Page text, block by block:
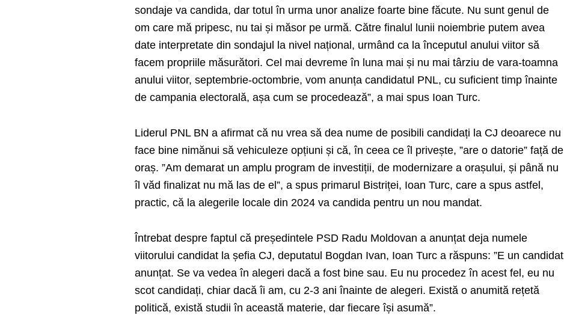
sondaje va candida, dar totul în urma unor analize foarte bine făcute. Nu sunt genul de
om care mă pripesc, nu tai și măsor pe urmă. Către finalul lunii noiembrie putem avea
date interpretate din sondajul la nivel național, urmând ca la începutul anului viitor să
facem propriile măsurători. Cel mai devreme în luna mai și nu mai târziu de vara-toamna
anului viitor, septembrie-octombrie, vom anunța candidatul PNL, cu suficient timp înainte
de campania electorală, așa cum se procedează”, a mai spus Ioan Turc.
Liderul PNL BN a afirmat că nu vrea să dea nume de posibili candidați la CJ deoarece nu
face bine nimănui să vehiculeze opțiuni și că, în ceea ce îl privește, ”are o datorie” față de
oraș. ”Am demarat un amplu program de investiții, de modernizare a orașului, și până nu
îl văd finalizat nu mă las de el”, a spus primarul Bistriței, Ioan Turc, care a spus astfel,
practic, că la alegerile locale din 2024 va candida pentru un nou mandat.
Întrebat despre faptul că președintele PSD Radu Moldovan a anunțat deja numele
viitorului candidat la șefia CJ, deputatul Bogdan Ivan, Ioan Turc a răspuns: ”E un candidat
anunțat. Se va vedea în alegeri dacă a fost bine sau. Eu nu procedez în acest fel, eu nu
scot candidați, chiar dacă îi am, cu 2-3 ani înainte de alegeri. Există o anumită rețetă
politică, există studii în această materie, dar fiecare își asumă”.